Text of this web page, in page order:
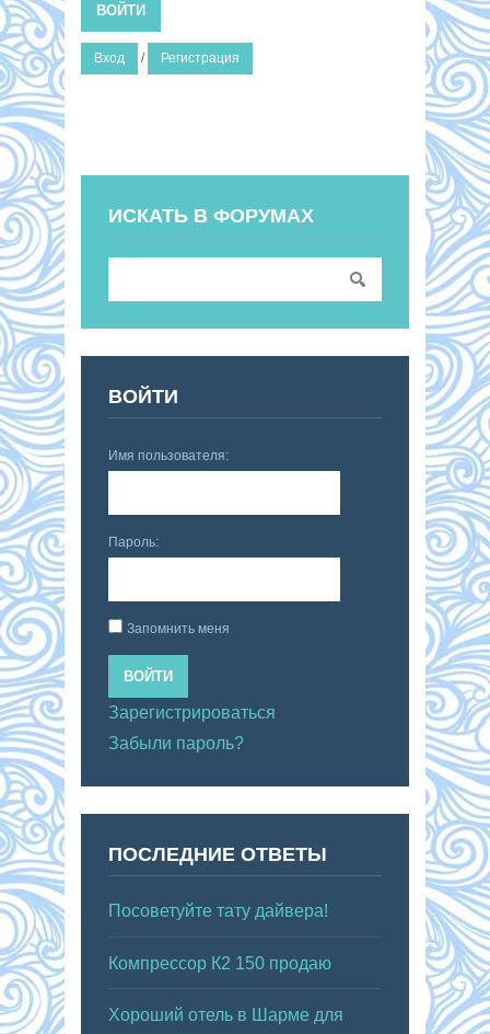
ВОЙТИ
Вход / Регистрация
ИСКАТЬ В ФОРУМАХ
ВОЙТИ
Имя пользователя:
Пароль:
Запомнить меня
ВОЙТИ
Зарегистрироваться
Забыли пароль?
ПОСЛЕДНИЕ ОТВЕТЫ
Посоветуйте тату дайвера!
Компрессор К2 150 продаю
Хороший отель в Шарме для